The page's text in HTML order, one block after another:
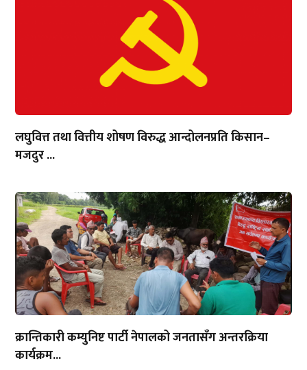
लघुवित्त तथा वित्तीय शोषण विरुद्ध आन्दोलनप्रति किसान–
मजदुर ...
क्रान्तिकारी कम्युनिष्ट पार्टी नेपालको जनतासँग अन्तरक्रिया
कार्यक्रम...